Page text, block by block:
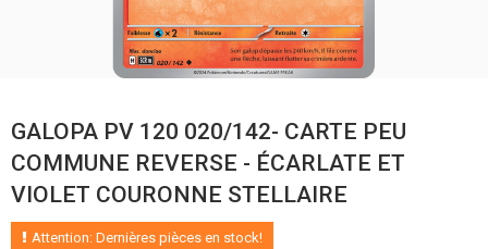
GALOPA PV 120 020/142- CARTE PEU
COMMUNE REVERSE - ÉCARLATE ET
VIOLET COURONNE STELLAIRE
Attention: Dernières pièces en stock!